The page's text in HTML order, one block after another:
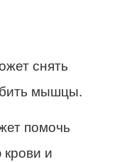
снять
мышцы.
помочь
и